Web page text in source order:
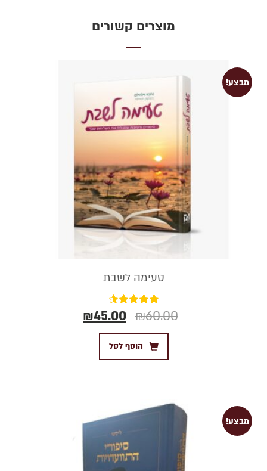
מוצרים קשורים
מבצע!
טעימה לשבת
דורג
4.50
מתוך 5
₪60.00
₪45.00
הוסף לסל
מבצע!